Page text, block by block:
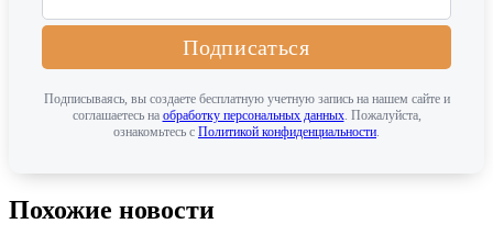
Подписаться
Подписываясь, вы создаете бесплатную учетную запись на нашем сайте и
соглашаетесь на обработку персональных данных. Пожалуйста,
ознакомьтесь с Политикой конфиденциальности.
Похожие новости